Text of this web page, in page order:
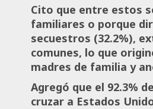
Cito que entre estos
familiares o porque
secuestros (32.2%),
comunes, lo que
madres de familia y
Agregó que el 92.3%
cruzar a Estados